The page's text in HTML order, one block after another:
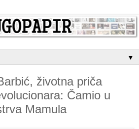
▼
životna priča
Čamio u
Mamula